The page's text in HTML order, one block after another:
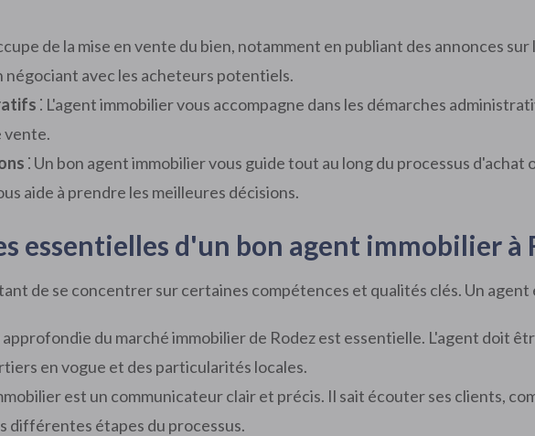
de la mise en vente du bien, notamment en publiant des annonces
avec les acheteurs potentiels.
⁚ L'agent immobilier vous accompagne dans les démarches
vente.
⁚ Un bon agent immobilier vous guide tout au long du processus d'achat
aide à prendre les meilleures décisions.
essentielles d'un bon agent immobilier à
de se concentrer sur certaines compétences et qualités clés. Un agent
approfondie du marché immobilier de Rodez est essentielle. L'agent doit
en vogue et des particularités locales.
est un communicateur clair et précis. Il sait écouter ses clients,
différentes étapes du processus.